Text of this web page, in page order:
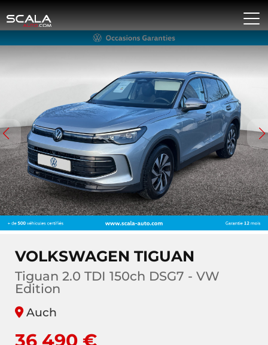
VOLKSWAGEN TIGUAN
Tiguan 2.0 TDI 150ch DSG7 - VW
Edition
Auch
36 490 €